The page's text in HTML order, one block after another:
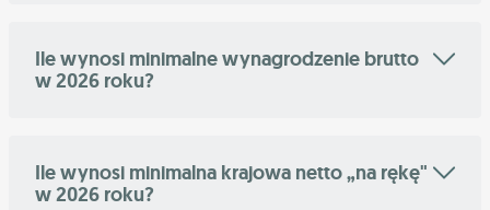
Ile wynosi minimalne wynagrodzenie brutto
w 2026 roku?
Ile wynosi minimalna krajowa netto „na rękę"
w 2026 roku?